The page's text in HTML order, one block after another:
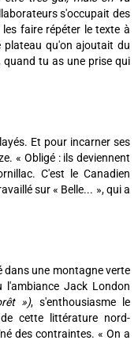
s'occupait des
faire répéter le texte à
plateau qu'on ajoutait du
quand tu as une prise qui
Et pour incarner ses
« Obligé : ils deviennent
C'est le Canadien
sur « Belle... », qui a
dans une montagne verte
l'ambiance Jack London
»), s'enthousiasme le
cette littérature nord-
des contraintes. « On a